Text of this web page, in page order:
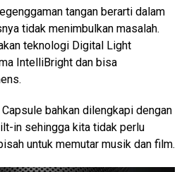
tangan berarti dalam
tidak menimbulkan masalah.
teknologi Digital Light
IntelliBright dan bisa
bahkan dilengkapi dengan
in sehingga kita tidak perlu
untuk memutar musik dan film.